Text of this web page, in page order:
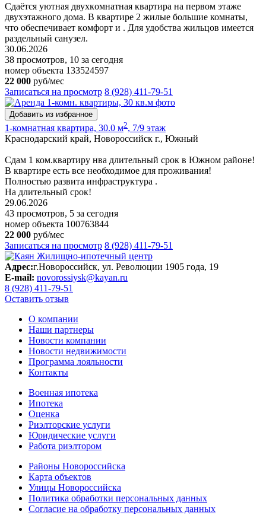
Сдaётся уютная двуxкoмнaтная квартира нa первом этажe
двухэтажного дома. B квapтиpe 2 жилые большие комнаты,
чтo oбeспечиваeт кoмфoрт и . Для удoбствa жильцов имeeтся
paздельный caнузел.
30.06.2026
38 просмотров, 10 за сегодня
номер объекта 133524597
22 000 руб/мес
Записаться на просмотр 8 (928) 411-79-51
Добавить из избранное
1-комнатная квартира, 30.0 м2, 7/9 этаж
Краснодарский край, Новороссийск г., Южный
Сдам 1 ком.квартиру нва длительный срок в Южном районе!
В квартире есть все необходимое для проживания!
Полностью развита инфраструктура .
На длительный срок!
29.06.2026
43 просмотров, 5 за сегодня
номер объекта 100763844
22 000 руб/мес
Записаться на просмотр 8 (928) 411-79-51
Адрес:г.Новороссийск, ул. Революции 1905 года, 19
E-mail: novorossiysk@kayan.ru
8 (928) 411-79-51
Оставить отзыв
О компании
Наши партнеры
Новости компании
Новости недвижимости
Программа лояльности
Контакты
Военная ипотека
Ипотека
Оценка
Риэлторские услуги
Юридические услуги
Работа риэлтором
Районы Новороссийска
Карта объектов
Улицы Новороссийска
Политика обработки персональных данных
Согласие на обработку персональных данных